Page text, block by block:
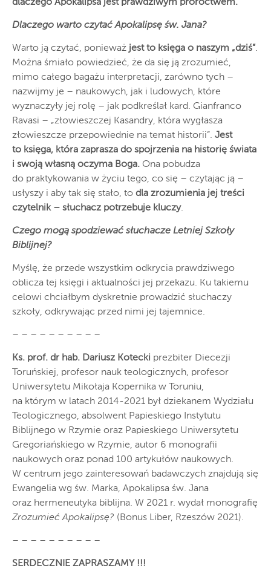
dlaczego Apokalipsa jest prawdziwym proroctwem.
Dlaczego warto czytać Apokalipsę św. Jana?
Warto ją czytać, ponieważ jest to księga o naszym „dziś”.
Można śmiało powiedzieć, że da się ją zrozumieć,
mimo całego bagażu interpretacji, zarówno tych –
nazwijmy je – naukowych, jak i ludowych, które
wyznaczyły jej rolę – jak podkreślał kard. Gianfranco
Ravasi – „złowieszczej Kasandry, która wygłasza
złowieszcze przepowiednie na temat historii”. Jest
to księga, która zaprasza do spojrzenia na historię świata
i swoją własną oczyma Boga. Ona pobudza
do praktykowania w życiu tego, co się – czytając ją –
usłyszy i aby tak się stało, to dla zrozumienia jej treści
czytelnik – słuchacz potrzebuje kluczy.
Czego mogą spodziewać słuchacze Letniej Szkoły
Biblijnej?
Myślę, że przede wszystkim odkrycia prawdziwego
oblicza tej księgi i aktualności jej przekazu. Ku takiemu
celowi chciałbym dyskretnie prowadzić słuchaczy
szkoły, odkrywając przed nimi jej tajemnice.
– – – – – – – – – –
Ks. prof. dr hab. Dariusz Kotecki prezbiter Diecezji
Toruńskiej, profesor nauk teologicznych, profesor
Uniwersytetu Mikołaja Kopernika w Toruniu,
na którym w latach 2014-2021 był dziekanem Wydziału
Teologicznego, absolwent Papieskiego Instytutu
Biblijnego w Rzymie oraz Papieskiego Uniwersytetu
Gregoriańskiego w Rzymie, autor 6 monografii
naukowych oraz ponad 100 artykułów naukowych.
W centrum jego zainteresowań badawczych znajdują się
Ewangelia wg św. Marka, Apokalipsa św. Jana
oraz hermeneutyka biblijna. W 2021 r. wydał monografię
Zrozumieć Apokalipsę? (Bonus Liber, Rzeszów 2021).
– – – – – – – – – –
SERDECZNIE ZAPRASZAMY !!!